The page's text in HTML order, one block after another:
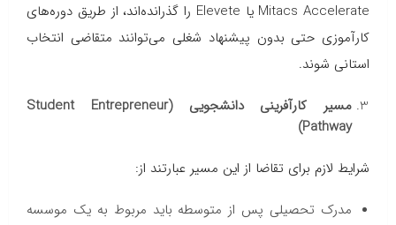
Mitacs Accelerate یا Elevete را گذرانده‌اند، از طریق دوره‌های
کارآموزی حتی بدون پیشنهاد شغلی می‌توانند متقاضی انتخاب
استانی شوند.
مسیر کارآفرینی دانشجویی (Student Entrepreneur
Pathway)
شرایط لازم برای تقاضا از این مسیر عبارتند از:
مدرک تحصیلی پس از متوسطه باید مربوط به یک موسسه